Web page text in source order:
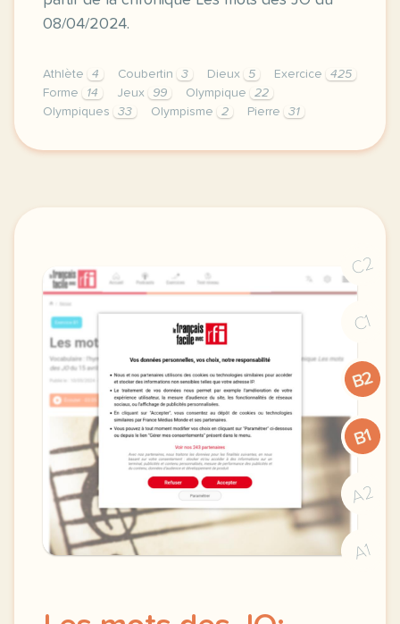
08/04/2024.
Athlète 4 Coubertin 3 Dieux 5 Exercice
425
Forme
14 Jeux 99 Olympique
22
Olympiques
33 Olympisme 2 Pierre 31
exercice b1 les mots des jo olympique
C2
C1
B2
B1
A2
A1